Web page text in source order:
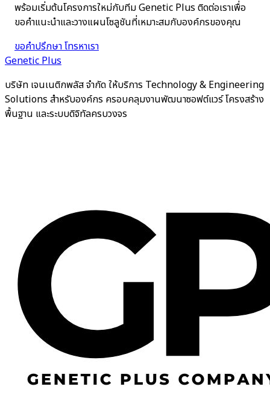
พร้อมเริ่มต้นโครงการใหม่กับทีม Genetic Plus ติดต่อเราเพื่อ
ขอคำแนะนำและวางแผนโซลูชันที่เหมาะสมกับองค์กรของคุณ
ขอคำปรึกษาโทรหาเรา
Genetic Plus
บริษัท เจนเนติกพลัส จำกัด ให้บริการ Technology & Engineering
Solutions สำหรับองค์กร ครอบคลุมงานพัฒนาซอฟต์แวร์ โครงสร้าง
พื้นฐาน และระบบดิจิทัลครบวงจร